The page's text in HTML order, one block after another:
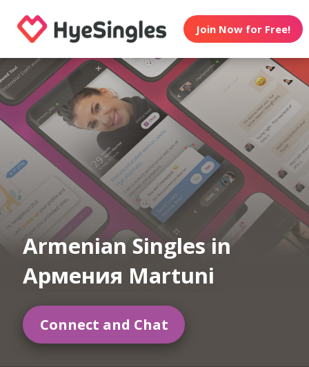
Join Now for Free!
Armenian Singles in
Армения Martuni
Connect and Chat